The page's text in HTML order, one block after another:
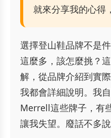
就來分享我的心得
選擇登山鞋品牌不是
這麼多，該怎麼挑？
解，從品牌介紹到實
我都會詳細說明。我
Merrell這些牌子，有
讓我失望。廢話不多